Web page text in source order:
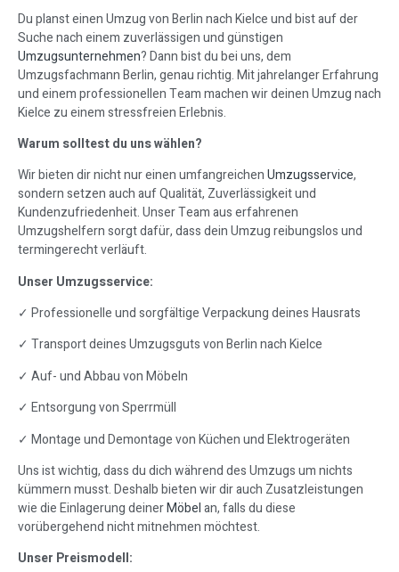
Du planst einen Umzug von Berlin nach Kielce und bist auf der
Suche nach einem zuverlässigen und günstigen
Umzugsunternehmen? Dann bist du bei uns, dem
Umzugsfachmann Berlin, genau richtig. Mit jahrelanger Erfahrung
und einem professionellen Team machen wir deinen Umzug nach
Kielce zu einem stressfreien Erlebnis.
Warum solltest du uns wählen?
Wir bieten dir nicht nur einen umfangreichenUmzugsservice,
sondern setzen auch auf Qualität, Zuverlässigkeit und
Kundenzufriedenheit. Unser Team aus erfahrenen
Umzugshelfern sorgt dafür, dass dein Umzug reibungslos und
termingerecht verläuft.
Unser Umzugsservice:
✓ Professionelle und sorgfältige Verpackung deines Hausrats
✓ Transport deines Umzugsguts von Berlin nach Kielce
✓ Auf- und Abbau von Möbeln
✓ Entsorgung von Sperrmüll
✓ Montage und Demontage von Küchen und Elektrogeräten
Uns ist wichtig, dass du dich während des Umzugs um nichts
kümmern musst. Deshalb bieten wir dir auch Zusatzleistungen
wie die Einlagerung deinerMöbelan, falls du diese
vorübergehend nicht mitnehmen möchtest.
Unser Preismodell: